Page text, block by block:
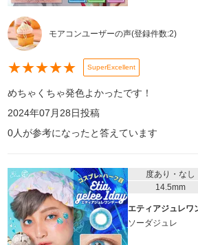
モアコンユーザーの声(登録件数:2)
★★★★★ SuperExcellent
めちゃくちゃ発色よかったです！
2024年07月28日投稿
0人が参考になったと答えています
度あり・なし
14.5mm
エティアジュレワ
ソーダジュレ